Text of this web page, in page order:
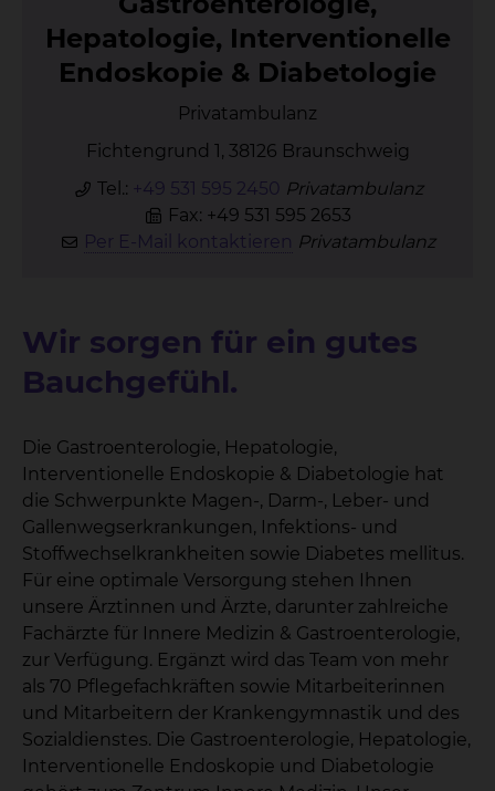
He­pa­to­lo­gie, In­ter­ven­tio­nel­le
En­do­sko­pie & Dia­be­to­lo­gie
Privatambulanz
Fichtengrund 1, 38126 Braunschweig
Tel.: +49 531 595 2450 Privatambulanz
Fax: +49 531 595 2653
Per E-Mail kontaktieren Privatambulanz
Wir sorgen für ein gutes
Bauchgefühl.
Die Gastroenterologie, Hepatologie,
Interventionelle Endoskopie & Diabetologie hat
die Schwerpunkte Magen-, Darm-, Leber- und
Gallenwegserkrankungen, Infektions- und
Stoffwechselkrankheiten sowie Diabetes mellitus.
Für eine optimale Versorgung stehen Ihnen
unsere Ärztinnen und Ärzte, darunter zahlreiche
Fachärzte für Innere Medizin & Gastroenterologie,
zur Verfügung. Ergänzt wird das Team von mehr
als 70 Pflegefachkräften sowie Mitarbeiterinnen
und Mitarbeitern der Krankengymnastik und des
Sozialdienstes. Die Gastroenterologie, Hepatologie,
Interventionelle Endoskopie und Diabetologie